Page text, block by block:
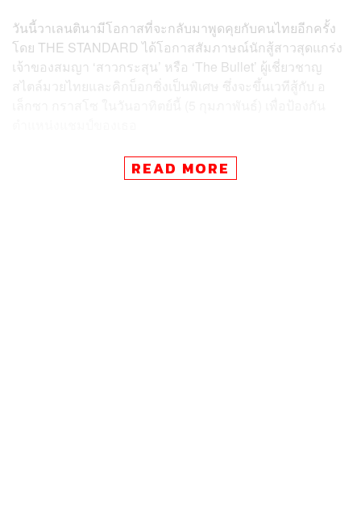
วันนี้วาเลนตินามีโอกาสที่จะกลับมาพูดคุยกับคนไทยอีกครั้ง
โดย THE STANDARD ได้โอกาสสัมภาษณ์นักสู้สาวสุดแกร่ง
เจ้าของสมญา ‘สาวกระสุน’ หรือ ‘The Bullet’ ผู้เชี่ยวชาญ
สไตล์มวยไทยและคิกบ็อกซิ่งเป็นพิเศษ ซึ่งจะขึ้นเวทีสู้กับ อ
วาเลนตินา ผู้ชนะรวดมา 9 ไฟต์มีอะไรจะเล่า และมีอะไร
อยากจะฝากถึงแฟนๆ ชาวไทยอีกไหม? มาดูกัน
READ MORE